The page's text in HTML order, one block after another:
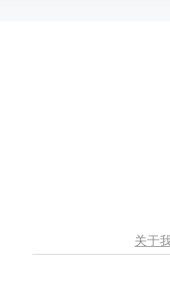
关于